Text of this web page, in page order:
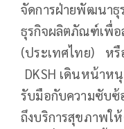
จัดการฝ่ายพัฒนา
ธุรกิจผลิตภัณฑ์เพื่อ
(ประเทศไทย) หรื
DKSH เดินหน้าห
รับมือกับความซับซ้
ถึงบริการสุขภาพใ